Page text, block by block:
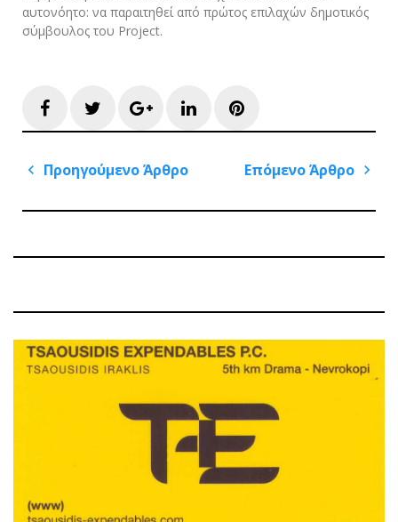
αυτονόητο: να παραιτηθεί από πρώτος επιλαχών δημοτικός
σύμβουλος του Project.
FacebookTwitterGoogle+LinkedInPinterest
Πλοήγηση
Προηγούμενο Άρθρο
Επόμενο Άρθρο